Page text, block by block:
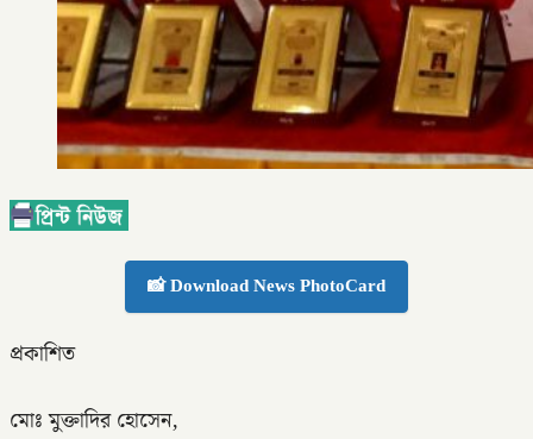
📸 Download News PhotoCard
প্রকাশিত
মোঃ মুক্তাদির হোসেন,